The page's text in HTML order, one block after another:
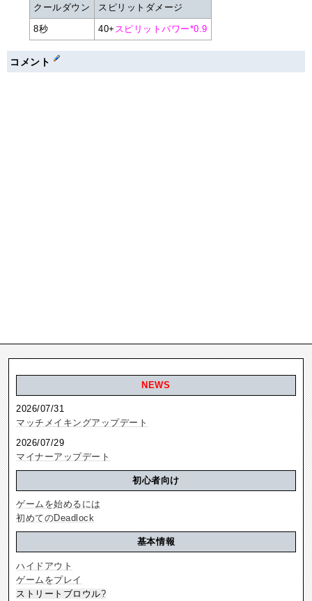
クールダウン スピリットダメージ
8秒 40+ スピリットパワー*0.9
コメント
NEWS
2026/07/31
マッチメイキングアップデート
2026/07/29
マイナーアップデート
初心者向け
ゲームを始めるには
初めてのDeadlock
基本情報
ハイドアウト
ゲームをプレイ
ストリートブロウル?